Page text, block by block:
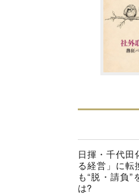
日揮・千代田
る経営」に転
も“脱・請負
は?